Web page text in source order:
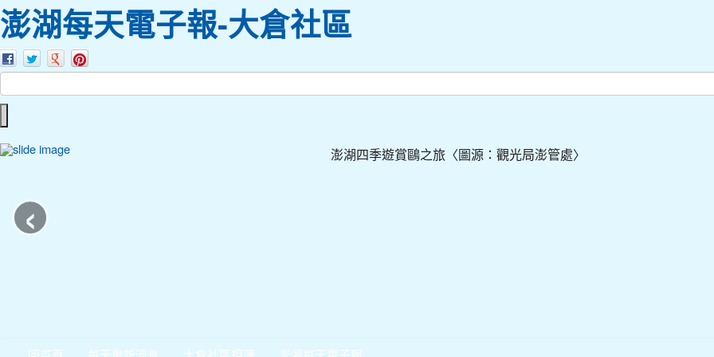
澎湖每天電子報-大倉社區
澎湖四季遊賞鷗之旅〈圖源：觀光局澎管處〉
‹